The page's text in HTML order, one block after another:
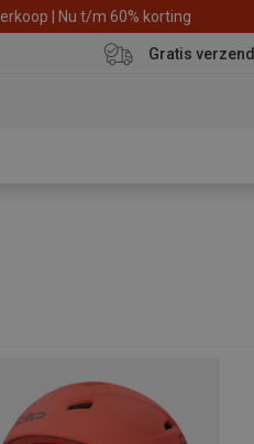
| Nu t/m 60% korting
Gratis